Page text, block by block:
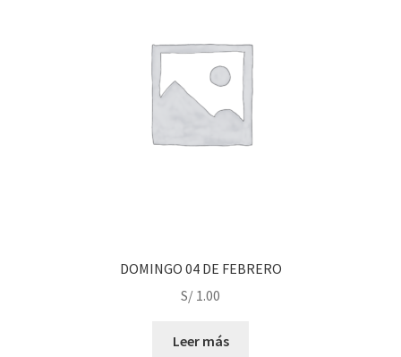
DOMINGO 04 DE FEBRERO
S/ 1.00
Leer más